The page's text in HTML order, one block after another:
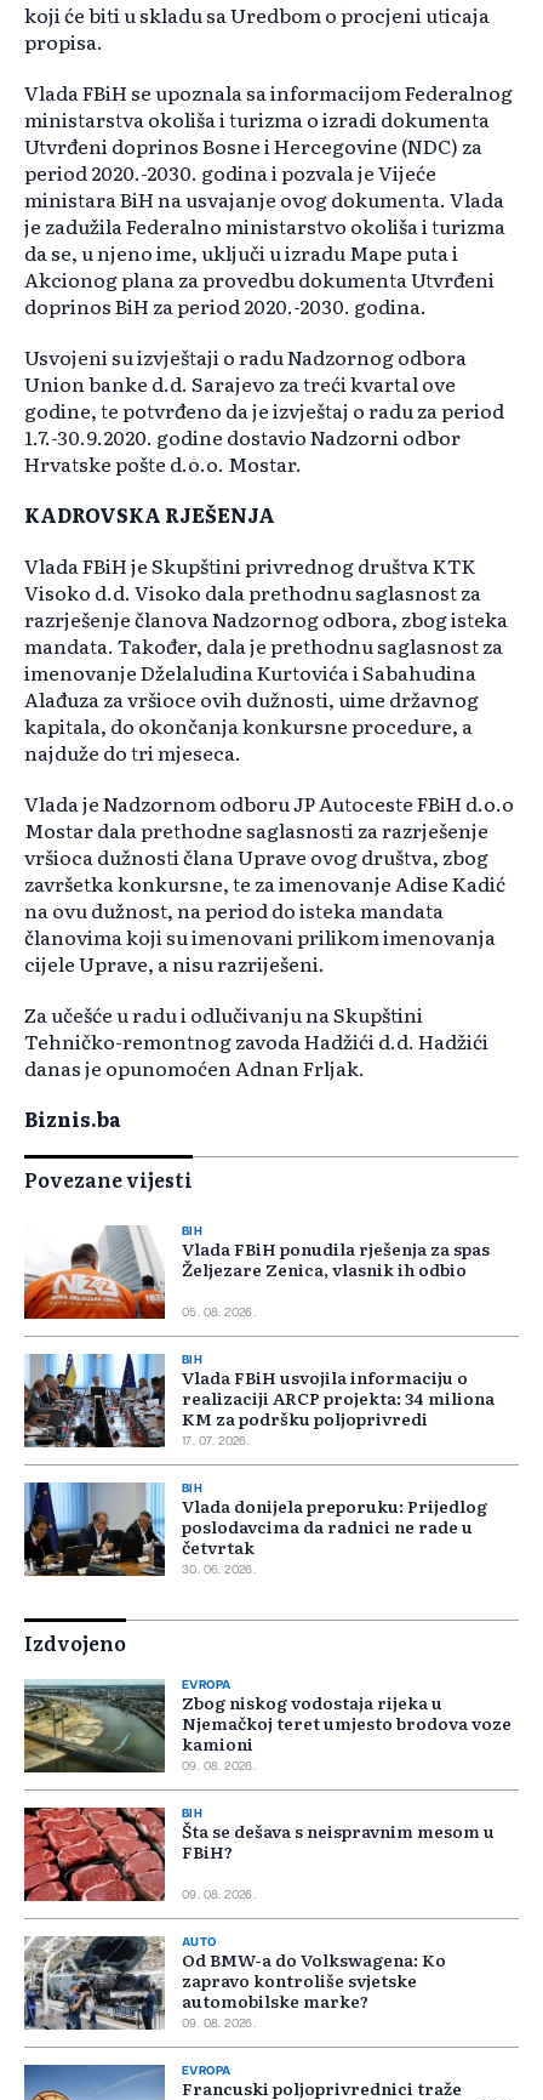
koji će biti u skladu sa Uredbom o procjeni uticaja
propisa.
Vlada FBiH se upoznala sa informacijom Federalnog
ministarstva okoliša i turizma o izradi dokumenta
Utvrđeni doprinos Bosne i Hercegovine (NDC) za
period 2020.-2030. godina i pozvala je Vijeće
ministara BiH na usvajanje ovog dokumenta. Vlada
je zadužila Federalno ministarstvo okoliša i turizma
da se, u njeno ime, uključi u izradu Mape puta i
Akcionog plana za provedbu dokumenta Utvrđeni
doprinos BiH za period 2020.-2030. godina.
Usvojeni su izvještaji o radu Nadzornog odbora
Union banke d.d. Sarajevo za treći kvartal ove
godine, te potvrđeno da je izvještaj o radu za period
1.7.-30.9.2020. godine dostavio Nadzorni odbor
Hrvatske pošte d.o.o. Mostar.
KADROVSKA RJEŠENJA
Vlada FBiH je Skupštini privrednog društva KTK
Visoko d.d. Visoko dala prethodnu saglasnost za
razrješenje članova Nadzornog odbora, zbog isteka
mandata. Također, dala je prethodnu saglasnost za
imenovanje Dželaludina Kurtovića i Sabahudina
Alađuza za vršioce ovih dužnosti, uime državnog
kapitala, do okončanja konkursne procedure, a
najduže do tri mjeseca.
Vlada je Nadzornom odboru JP Autoceste FBiH d.o.o
Mostar dala prethodne saglasnosti za razrješenje
vršioca dužnosti člana Uprave ovog društva, zbog
završetka konkursne, te za imenovanje Adise Kadić
na ovu dužnost, na period do isteka mandata
članovima koji su imenovani prilikom imenovanja
cijele Uprave, a nisu razriješeni.
Za učešće u radu i odlučivanju na Skupštini
Tehničko-remontnog zavoda Hadžići d.d. Hadžići
danas je opunomoćen Adnan Frljak.
Biznis.ba
Povezane vijesti
BIH
Vlada FBiH ponudila rješenja za spas
Željezare Zenica, vlasnik ih odbio
05. 08. 2026.
BIH
Vlada FBiH usvojila informaciju o
realizaciji ARCP projekta: 34 miliona
KM za podršku poljoprivredi
17. 07. 2026.
BIH
Vlada donijela preporuku: Prijedlog
poslodavcima da radnici ne rade u
četvrtak
30. 06. 2026.
Izdvojeno
EVROPA
Zbog niskog vodostaja rijeka u
Njemačkoj teret umjesto brodova voze
kamioni
09. 08. 2026.
BIH
Šta se dešava s neispravnim mesom u
FBiH?
09. 08. 2026.
AUTO
Od BMW-a do Volkswagena: Ko
zapravo kontroliše svjetske
automobilske marke?
09. 08. 2026.
EVROPA
Francuski poljoprivrednici traže